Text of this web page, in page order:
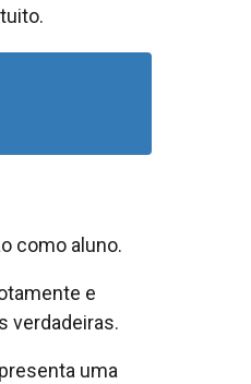
como aluno.
e
verdadeiras.
uma